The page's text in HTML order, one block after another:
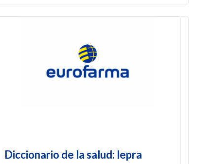
Diccionario de la salud: lepra